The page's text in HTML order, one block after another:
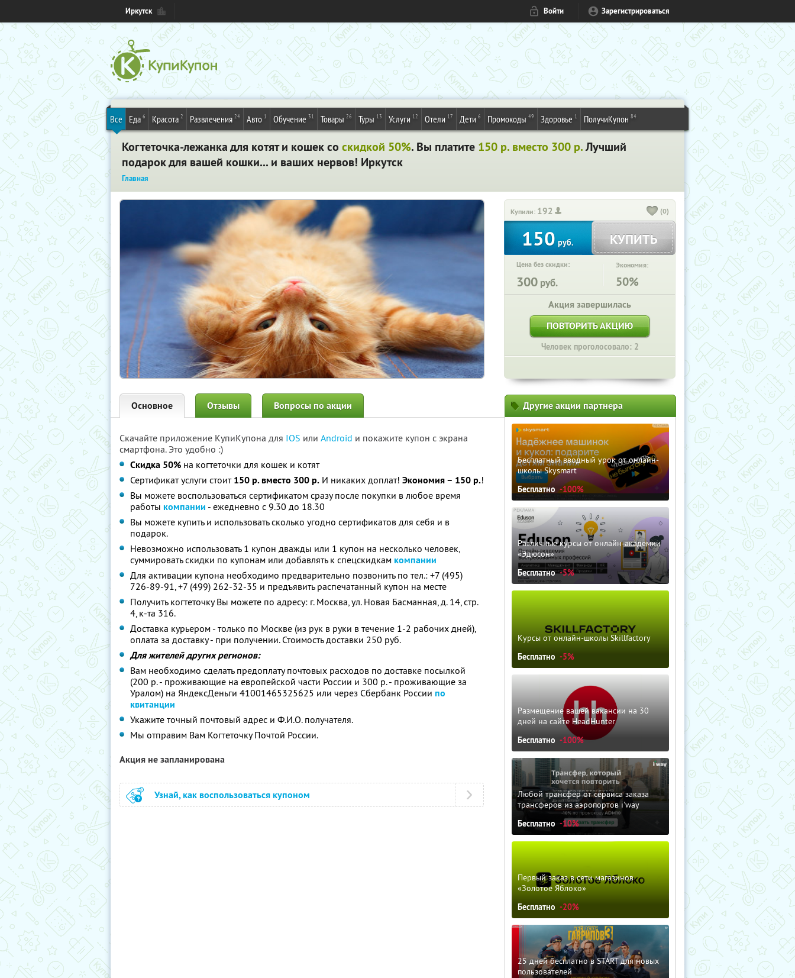
Иркутск Войти Зарегистрироваться
Все Еда 6 Красота 2 Развлечения 24 Авто 1 Обучение 31 Товары 26 Туры 13 Услуги 12 Отели 17 Дети 6 Промокоды 49 Здоровье 1 ПолучиКупон 84
Когтеточка-лежанка для котят и кошек со скидкой 50%. Вы платите 150 р. вместо 300 р.Лучший
подарок для вашей кошки... и ваших нервов! Иркутск
Главная
Купили: 192 (0)
150 руб. КУПИТЬ
Цена без скидки:
300 руб.
Экономия:
50%
Акция завершилась
ПОВТОРИТЬ АКЦИЮ
Человек проголосовало: 2
Основное Отзывы Вопросы по акции
Скачайте приложение КупиКупона для IOS или Android и покажите купон с экрана
смартфона. Это удобно :)
Скидка 50% на когтеточки для кошек и котят
Сертификат услуги стоит 150 р. вместо 300 р. И никаких доплат! Экономия – 150 р.!
Вы можете воспользоваться сертификатом сразу после покупки в любое время
работы компании - ежедневно с 9.30 до 18.30
Вы можете купить и использовать сколько угодно сертификатов для себя и в
подарок.
Невозможно использовать 1 купон дважды или 1 купон на несколько человек,
суммировать скидки по купонам или добавлять к спецскидкам компании
Для активации купона необходимо предварительно позвонить по тел.: +7 (495)
726-89-91, +7 (499) 262-32-35 и предъявить распечатанный купон на месте
Получить когтеточку Вы можете по адресу: г. Москва, ул. Новая Басманная, д. 14, стр.
4, к-та 316.
Доставка курьером - только по Москве (из рук в руки в течение 1-2 рабочих дней),
оплата за доставку - при получении. Стоимость доставки 250 руб.
Для жителей других регионов:
Вам необходимо сделать предоплату почтовых расходов по доставке посылкой
(200 р. - проживающие на европейской части России и 300 р. - проживающие за
Уралом) на ЯндексДеньги 41001465325625 или через Сбербанк России по
квитанции
Укажите точный почтовый адрес и Ф.И.О. получателя.
Мы отправим Вам Когтеточку Почтой России.
Акция не запланирована
Узнай, как воспользоваться купоном
Другие акции партнера
Бесплатный вводный урок от онлайн-
школы Skysmart
Бесплатно -100%
Различные курсы от онлайн-академии
«Эдюсон»
Бесплатно -5%
Курсы от онлайн-школы Skillfactory
Бесплатно -5%
Размещение вашей вакансии на 30
дней на сайте HeadHunter
Бесплатно -100%
Любой трансфер от сервиса заказа
трансферов из аэропортов i'way
Бесплатно -10%
Первый заказ в сети магазинов
«Золотое Яблоко»
Бесплатно -20%
25 дней бесплатно в START для новых
пользователей